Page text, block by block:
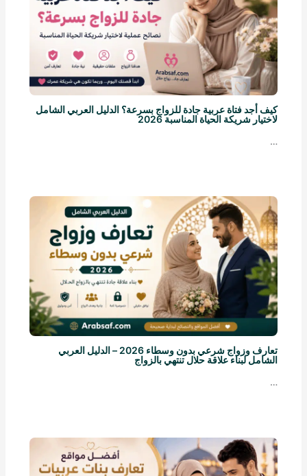
كيف أجد فتاة عربية جادة للزواج بسرعة؟ الدليل العربي الشامل
لاختيار شريكة الحياة المناسبة 2026
…
تعارف وزواج شرعي بدون وسطاء 2026 – الدليل العربي
الشامل لبناء علاقة حلال تنتهي بالزواج
…